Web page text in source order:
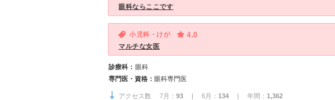
眼科ならここです
小児科・けが 4.0
マルチな女医
診療科： 眼科
専門医・資格： 眼科専門医
アクセス数 7月： 93 | 6月： 134 | 年間： 1,362